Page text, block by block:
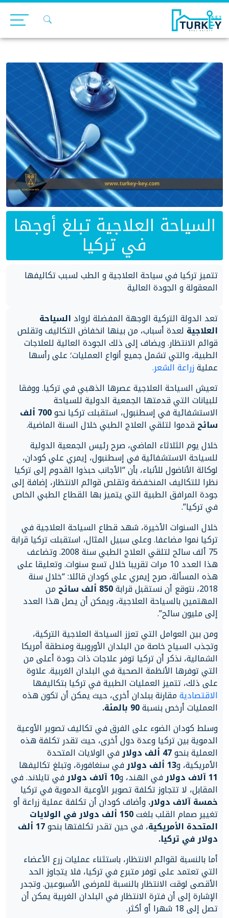
Skip
content
السياحة العلاجية تبلغ أوجها
في تركيا
تتميز تركيا في سياحة العلاجية و الطب لسبب تكاليفها
المعقولة و الجودة العالية
تعد الدولة التركية الوجهة المفضلة لرواد السياحة
العلاجية لعدة أسباب، من بينها انخفاض التكاليف وتقلص
قوائم الانتظار. ويضاف إلى ذلك الجودة العالية للعلاجات
الطبية، والتي تشمل جميع أنواع العمليات؛ على رأسها
عمليةزراعة الشعر.
تعيش السياحة العلاجية عصرها الذهبي في تركيا. ووفقا
للبيانات التي قدمتها الجمعية الدولية للسياحة
الاستشفائية في إسطنبول، استقبلت تركيا نحو 700 ألف
سائحقدموا لتلقي العلاج الطبي خلال السنة الماضية.
خلال يوم الثلاثاء الماضي، صرح رئيس الجمعية الدولية
للسياحة الاستشفائية في إسطنبول، إيمري علي كودان،
لوكالة الأناضول للأنباء، بأن “الأجانب حبذوا القدوم إلى تركيا
نظرا للتكاليف المنخفضة وتقلص قوائم الانتظار، إضافة إلى
جودة المرافق الطبية التي يتميز بها القطاع الطبي الخاص
في تركيا”.
خلال السنوات الأخيرة، شهد قطاع السياحة العلاجية في
تركيا نموا مضاعفا. وعلى سبيل المثال، استقبلت تركيا قرابة
75 ألف سائح لتلقي العلاج الطبي سنة 2008. وتضاعف
هذا العدد 10 مرات تقريبا خلال تسع سنوات. وتعليقا على
هذه المسألة، صرح إيمري علي كودان قائلا: “خلال سنة
2018، نتوقع أن نستقبل قرابة 850 ألف سائح من
المهتمين بالسياحة العلاجية، ويمكن أن يصل هذا العدد
إلى مليون سائح”.
ومن بين العوامل التي تعزز السياحة العلاجية التركية،
وتجذب السياح خاصة من البلدان الأوروبية ومنطقة أمريكا
الشمالية، نذكر أن تركيا توفر علاجات ذات جودة أعلى من
التي توفرها الأنظمة الصحية في البلدان الغربية. علاوة
على ذلك، تتميز العمليات الطبية في تركيا بتكاليفها
الاقتصاديةمقارنة ببلدان أخرى، حيث يمكن أن تكون هذه
العمليات أرخص بنسبة90 بالمئة.
وسلط كودان الضوء على الفرق في تكاليف تصوير الأوعية
الدموية بين تركيا وعدة دول أخرى، حيث تقدر تكلفة هذه
العملية بنحو في الولايات المتحدة
الأمريكية، و13 ألف دولار في سنغافورة، وتبلغ تكاليفها
11 آلاف دولار في الهند، و10 آلاف دولار في تايلاند. في
المقابل، لا تتجاوز تكلفة تصوير الأوعية الدموية في تركيا
خمسة آلاف دولار.وأضاف كودان أن تكلفة عملية زراعة أو
تغيير صمام القلب بلغت 150 ألف دولار في الولايات
المتحدة الأمريكية، في حين تقدر تكلفتها بنحو 17 ألف
دولار في تركيا.
أما بالنسبة لقوائم الانتظار، باستثناء عمليات زرع الأعضاء
التي تعتمد على توفر متبرع في تركيا، فلا يتجاوز الحد
الأقصى لوقت الانتظار بالنسبة للمرضى الأسبوعين. وتجدر
الإشارة إلى أن فترة الانتظار في البلدان الغربية يمكن أن
تصل إلى 18 شهرا أو أكثر.